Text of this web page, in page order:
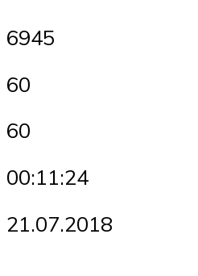
6945
60
60
00:11:24
21.07.2018